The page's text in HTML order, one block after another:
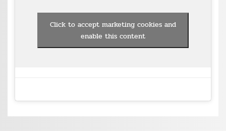
Click to accept marketing cookies and
enable this content